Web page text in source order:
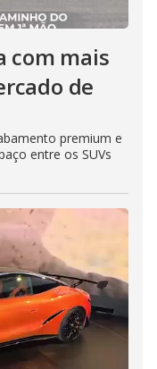
com mais
de
premium e
entre os SUVs